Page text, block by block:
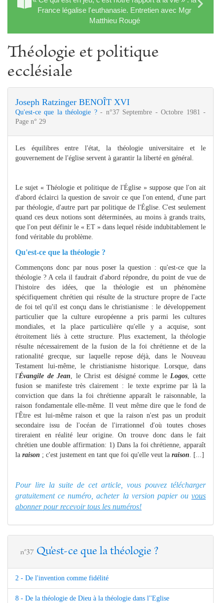
France légalise l'euthanasie. Entretien avec Mgr
Matthieu Rougé
Théologie et politique
ecclésiale
Joseph Ratzinger BENOÎT XVI
Qu'est-ce que la théologie ?- n°37 Septembre - Octobre 1981 -
Page n° 29
Les équilibres entre l'état, la théologie universitaire et le
gouvernement de l'église servent à garantir la liberté en général.
Le sujet « Théologie et politique de l'Église » suppose que l'on ait
d'abord éclairci la question de savoir ce que l'on entend, d'une part
par théologie, d'autre part par politique de l'Église. C'est seulement
quand ces deux notions sont déterminées, au moins à grands traits,
que l'on peut définir le « ET » dans lequel réside indubitablement le
fond véritable du problème.
Qu'est-ce que la théologie ?
Commençons donc par nous poser la question : qu'est-ce que la
théologie ? A cela il faudrait d'abord répondre, du point de vue de
l'histoire des idées, que la théologie est un phénomène
spécifiquement chrétien qui résulte de la structure propre de l'acte
de foi tel qu'il est conçu dans le christianisme : le développement
particulier que la culture européenne a pris parmi les cultures
mondiales, et la place particulière qu'elle y a acquise, sont
étroitement liés à cette structure. Plus exactement, la théologie
résulte nécessairement de la fusion de la foi chrétienne et de la
rationalité grecque, sur laquelle repose déjà, dans le Nouveau
Testament lui-même, le christianisme historique. Lorsque, dans
l'Évangile de Jean , le Christ est désigné comme le Logos , cette
fusion se manifeste très clairement : le texte exprime par là la
conviction que dans la foi chrétienne apparaît le raisonnable, la
raison fondamentale elle-même. Il veut même dire que le fond de
l'Être est lui-même raison et que la raison n'est pas un produit
secondaire issu de l'océan de l'irrationnel d'où toutes choses
tireraient en réalité leur origine. On trouve donc dans le fait
chrétien une double affirmation: 1) Dans la foi chrétienne, apparaît
la raison ; c'est justement en tant que foi qu'elle veut la raison . [...]
Pour lire la suite de cet article, vous pouvez télécharger
gratuitement ce numéro, acheter la version papier ou vous
abonner pour recevoir tous les numéros!
n°37 Qu'est-ce que la théologie ?
2 - De l'invention comme fidélité
8 - De la théologie de Dieu à la théologie dans l''Eglise